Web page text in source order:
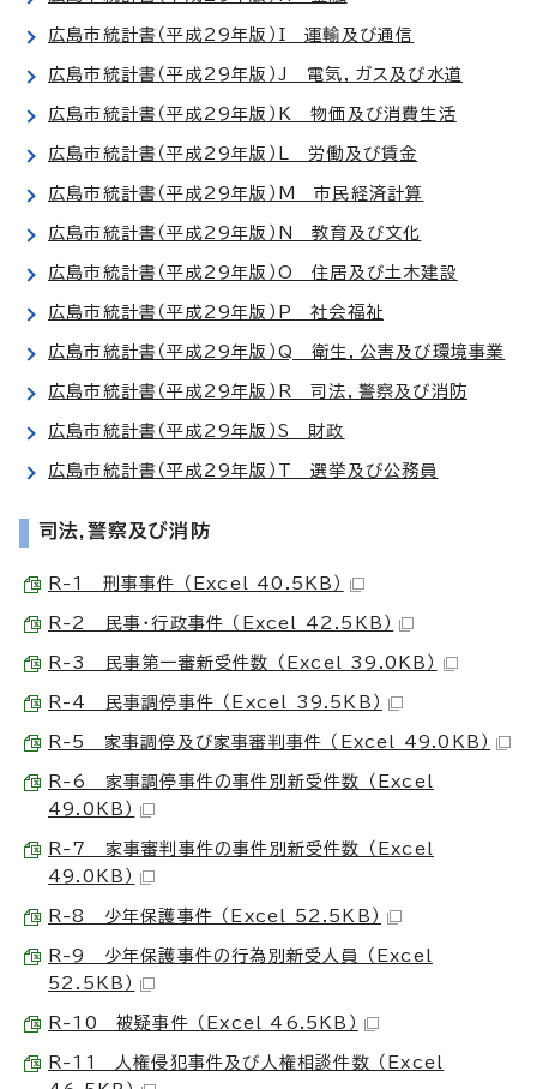
広島市統計書（平成29年版）I 運輸及び通信
広島市統計書（平成29年版）J 電気，ガス及び水道
広島市統計書（平成29年版）K 物価及び消費生活
広島市統計書（平成29年版）L 労働及び賃金
広島市統計書（平成29年版）M 市民経済計算
広島市統計書（平成29年版）N 教育及び文化
広島市統計書（平成29年版）O 住居及び土木建設
広島市統計書（平成29年版）P 社会福祉
広島市統計書（平成29年版）Q 衛生，公害及び環境事業
広島市統計書（平成29年版）R 司法，警察及び消防
広島市統計書（平成29年版）S 財政
広島市統計書（平成29年版）T 選挙及び公務員
司法,警察及び消防
R-1 刑事事件 （Excel 40.5KB）
R-2 民事・行政事件 （Excel 42.5KB）
R-3 民事第一審新受件数 （Excel 39.0KB）
R-4 民事調停事件 （Excel 39.5KB）
R-5 家事調停及び家事審判事件 （Excel 49.0KB）
R-6 家事調停事件の事件別新受件数 （Excel
49.0KB）
R-7 家事審判事件の事件別新受件数 （Excel
49.0KB）
R-8 少年保護事件 （Excel 52.5KB）
R-9 少年保護事件の行為別新受人員 （Excel
52.5KB）
R-10 被疑事件 （Excel 46.5KB）
R-11 人権侵犯事件及び人権相談件数 （Excel